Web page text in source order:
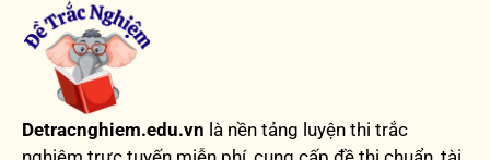
Detracnghiem.edu.vn là nền tảng luyện thi trắc